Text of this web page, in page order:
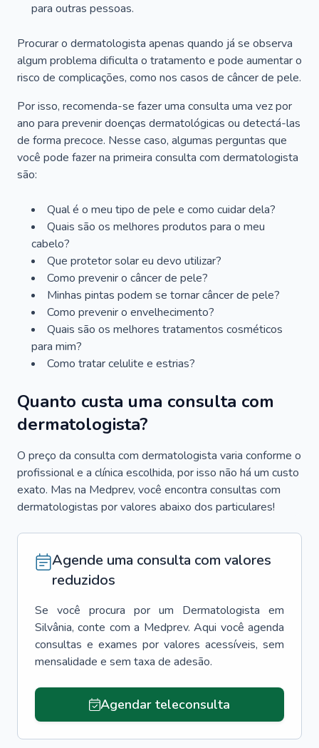
para outras pessoas.
Procurar o dermatologista apenas quando já se observa
algum problema dificulta o tratamento e pode aumentar o
risco de complicações, como nos casos de câncer de pele.
Por isso, recomenda-se fazer uma consulta uma vez por
ano para prevenir doenças dermatológicas ou detectá-las
de forma precoce. Nesse caso, algumas perguntas que
você pode fazer na primeira consulta com dermatologista
são:
Qual é o meu tipo de pele e como cuidar dela?
Quais são os melhores produtos para o meu
cabelo?
Que protetor solar eu devo utilizar?
Como prevenir o câncer de pele?
Minhas pintas podem se tornar câncer de pele?
Como prevenir o envelhecimento?
Quais são os melhores tratamentos cosméticos
para mim?
Como tratar celulite e estrias?
Quanto custa uma consulta com
dermatologista?
O preço da consulta com dermatologista varia conforme o
profissional e a clínica escolhida, por isso não há um custo
exato. Mas na Medprev, você encontra consultas com
dermatologistas por valores abaixo dos particulares!
Agende uma consulta com valores
reduzidos
Se você procura por um Dermatologista em
Silvânia, conte com a Medprev. Aqui você agenda
consultas e exames por valores acessíveis, sem
mensalidade e sem taxa de adesão.
Agendar teleconsulta